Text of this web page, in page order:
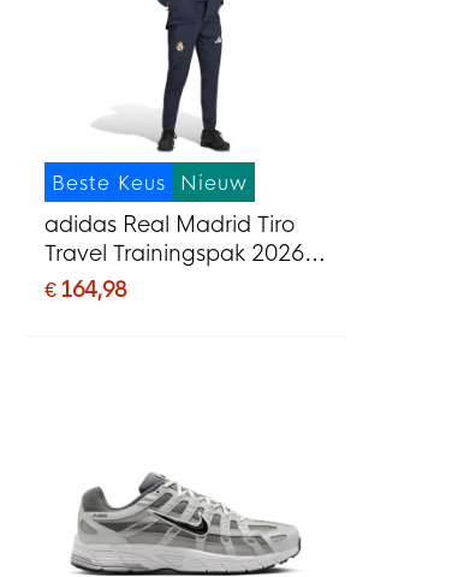
Beste Keus Nieuw
adidas Real Madrid Tiro
Travel Trainingspak 2026-
2027 Donkerblauw Wit
€ 164,98